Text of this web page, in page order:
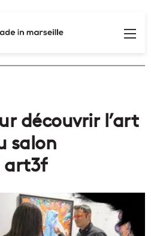
découvrir l’art
salon
art3f